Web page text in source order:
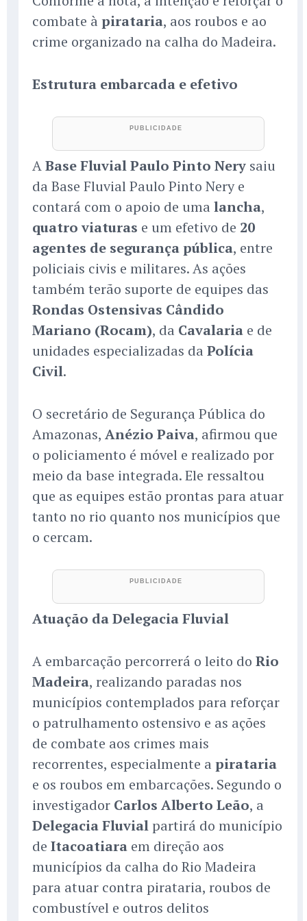
combate à pirataria, aos roubos e ao
crime organizado na calha do Madeira.
Estrutura embarcada e efetivo
ABase Fluvial Paulo Pinto Nery saiu
da Base Fluvial Paulo Pinto Nery e
contará com o apoio de uma lancha,
quatro viaturas e um efetivo de 20
agentes de segurança pública, entre
policiais civis e militares. As ações
também terão suporte de equipes das
Rondas Ostensivas Cândido
Mariano (Rocam), da Cavalaria e de
unidades especializadas da Polícia
Civil.
O secretário de Segurança Pública do
Amazonas, Anézio Paiva, afirmou que
o policiamento é móvel e realizado por
meio da base integrada. Ele ressaltou
que as equipes estão prontas para atuar
tanto no rio quanto nos municípios que
o cercam.
Atuação da Delegacia Fluvial
A embarcação percorrerá o leito do Rio
Madeira, realizando paradas nos
municípios contemplados para reforçar
o patrulhamento ostensivo e as ações
de combate aos crimes mais
recorrentes, especialmente a pirataria
e os roubos em embarcações. Segundo o
investigador Carlos Alberto Leão, a
Delegacia Fluvial partirá do município
de Itacoatiara em direção aos
municípios da calha do Rio Madeira
para atuar contra pirataria, roubos de
combustível e outros delitos